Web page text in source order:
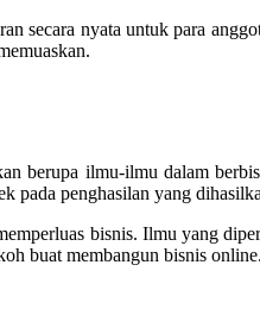
secara nyata untuk para
berupa ilmu-ilmu dalam
pada penghasilan yang
bisnis. Ilmu yang
buat membangun bisnis online.